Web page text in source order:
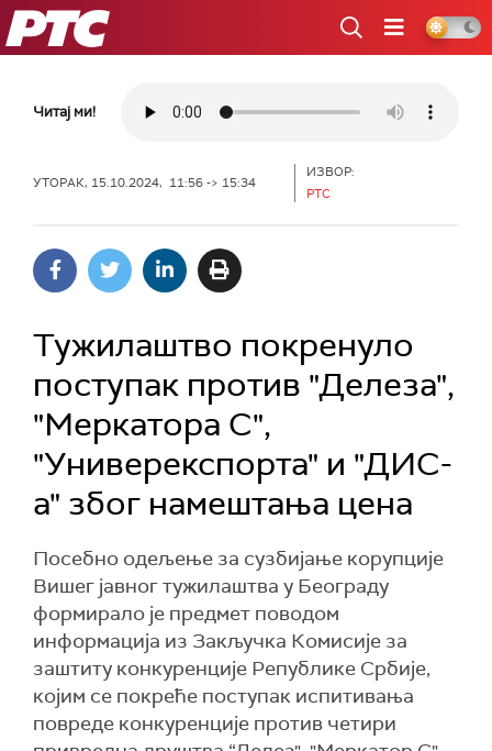
РТС
Читај ми!
УТОРАК, 15.10.2024, 11:56 -> 15:34
ИЗВОР:
РТС
Тужилаштво покренуло
поступак против "Делеза",
"Меркатора С",
"Универекспорта" и "ДИС-
а" због намештања цена
Посебно одељење за сузбијање корупције
Вишег јавног тужилаштва у Београду
формирало је предмет поводом
информација из Закључка Комисије за
заштиту конкуренције Републике Србије,
којим се покреће поступак испитивања
повреде конкуренције против четири